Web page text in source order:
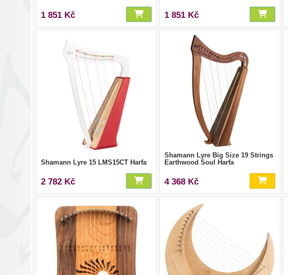
1 851 Kč 1 851 Kč
Shamann Lyre 15 LMS15CT Harfa
2 782 Kč
Shamann Lyre Big Size 19 Strings
Earthwood Soul Harfa
4 368 Kč